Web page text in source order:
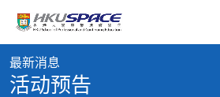
content
content
start
最新消息
活动预告